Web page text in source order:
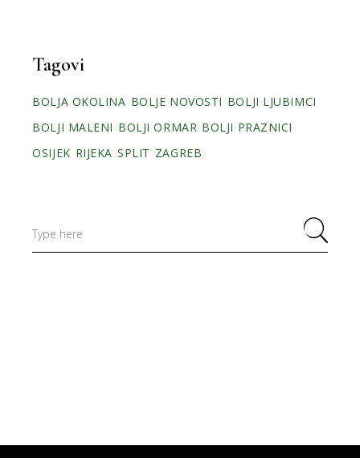
Tagovi
BOLJA OKOLINA BOLJE NOVOSTI BOLJI LJUBIMCI
BOLJI MALENI BOLJI ORMAR BOLJI PRAZNICI
OSIJEK RIJEKA SPLIT ZAGREB
for: